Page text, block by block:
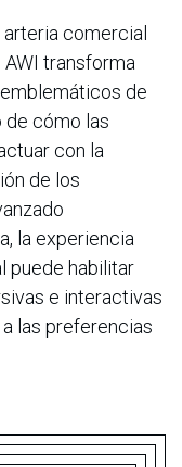
comercial
transforma
de
de cómo las
con la
de los
la experiencia
puede habilitar
e interactivas
las preferencias